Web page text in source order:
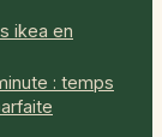
ikea en
: temps